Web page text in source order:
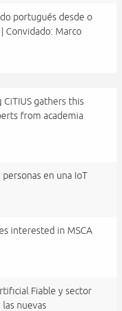
portugués desde o
Convidado: Marco
gathers this
from academia
en una IoT
interested in MSCA
Fiable y sector
nuevas